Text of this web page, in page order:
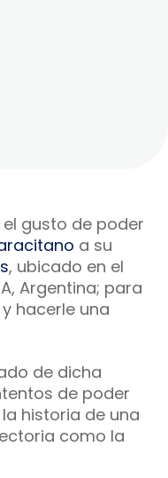
el gusto de poder
a su
, ubicado en el
Argentina; para
hacerle una
de dicha
de poder
historia de una
como la